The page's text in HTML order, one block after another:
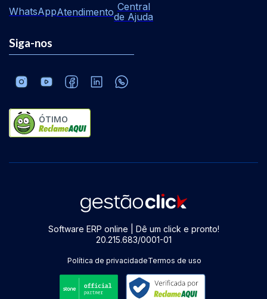
WhatsAppAtendimento Central
de Ajuda
Siga-nos
ÓTIMO
Software ERP online | Dê um click e pronto!
20.215.683/0001-01
Política de privacidadeTermos de uso